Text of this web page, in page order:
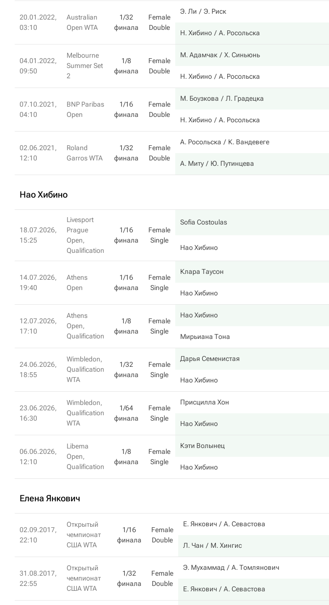
20.01.2022,
03:10
Australian
Open WTA
1/32
финала
Female
Double
Э. Ли Э. Риск
Н. Хибино А. Росольска
04.01.2022,
09:50
Melbourne
Summer Set
2
1/8
финала
Female
Double
М. Адамчак Х. Синьюнь
Н. Хибино А. Росольска
07.10.2021,
04:10
BNP Paribas
Open
1/16
финала
Female
Double
М. Боузкова Л. Градецка
Н. Хибино А. Росольска
02.06.2021,
12:10
Roland
Garros WTA
1/32
финала
Female
Double
А. Росольска К. Вандевеге
А. Миту Ю. Путинцева
Нао Хибино
18.07.2026,
15:25
Livesport
Prague
Open,
Qualification
1/16
финала
Female
Single
Sofia Costoulas
Нао Хибино
14.07.2026,
19:40
Athens
Open
1/16
финала
Female
Single
Клара Таусон
Нао Хибино
12.07.2026,
17:10
Athens
Open,
Qualification
1/8
финала
Female
Single
Нао Хибино
Мирьиана Тона
24.06.2026,
18:55
Wimbledon,
Qualification
WTA
1/32
финала
Female
Single
Дарья Семенистая
Нао Хибино
23.06.2026,
16:30
Wimbledon,
Qualification
WTA
1/64
финала
Female
Single
Присцилла Хон
Нао Хибино
06.06.2026,
12:10
Libema
Open,
Qualification
1/8
финала
Female
Single
Кэти Волынец
Нао Хибино
Елена Янкович
02.09.2017,
22:10
Открытый
чемпионат
США WTA
1/16
финала
Female
Double
Е. Янкович А. Севастова
Л. Чан М. Хингис
31.08.2017,
22:55
Открытый
чемпионат
США WTA
1/32
финала
Female
Double
Э. Мухаммад А. Томлянович
Е. Янкович А. Севастова